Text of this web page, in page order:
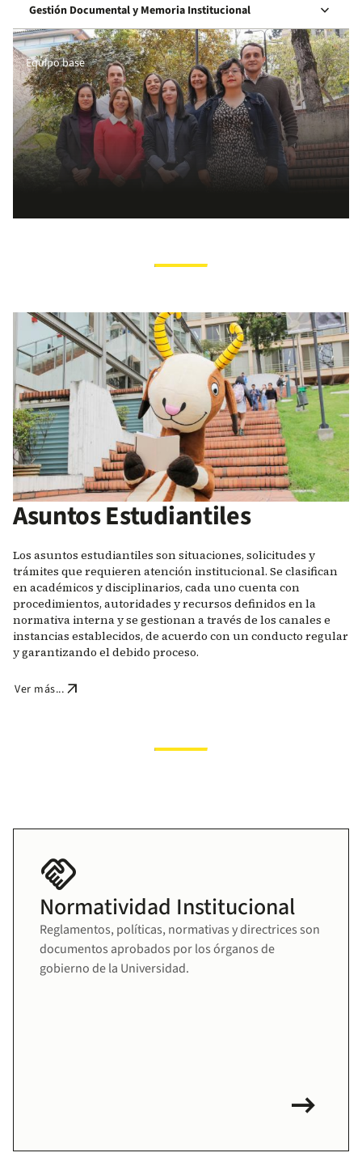
Gestión Documental y Memoria Institucional keyboard_arrow_down
Equipo base
Asuntos Estudiantiles
Los asuntos estudiantiles son situaciones, solicitudes y
trámites que requieren atención institucional. Se clasifican
en académicos y disciplinarios, cada uno cuenta con
procedimientos, autoridades y recursos definidos en la
normativa interna y se gestionan a través de los canales e
instancias establecidos, de acuerdo con un conducto regular
y garantizando el debido proceso.
Ver más... arrow_outward
handshake
Normatividad Institucional
Reglamentos, políticas, normativas y directrices son
documentos aprobados por los órganos de
gobierno de la Universidad.
arrow_right_alt